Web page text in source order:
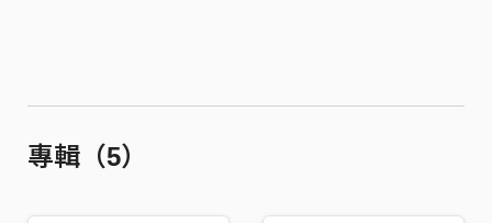
專輯（5）